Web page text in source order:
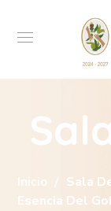
Inicio Sala
Esencia Del